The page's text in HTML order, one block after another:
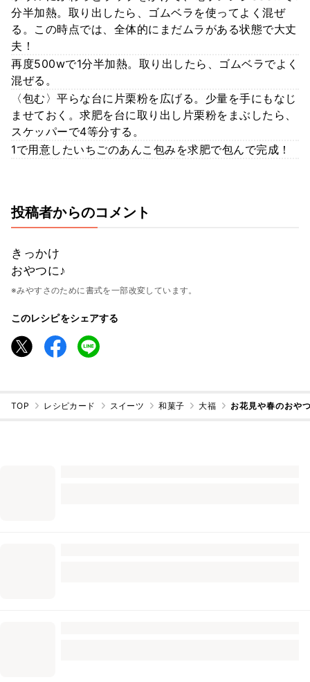
分半加熱。取り出したら、ゴムベラを使ってよく混ぜ
る。この時点では、全体的にまだムラがある状態で大丈
夫！
再度500wで1分半加熱。取り出したら、ゴムベラでよく
混ぜる。
〈包む〉平らな台に片栗粉を広げる。少量を手にもなじ
ませておく。求肥を台に取り出し片栗粉をまぶしたら、
スケッパーで4等分する。
1で用意したいちごのあんこ包みを求肥で包んで完成！
投稿者からのコメント
きっかけ
おやつに♪
※みやすさのために書式を一部改変しています。
このレシピをシェアする
TOP レシピカード スイーツ 和菓子 大福 お花見や春のおや